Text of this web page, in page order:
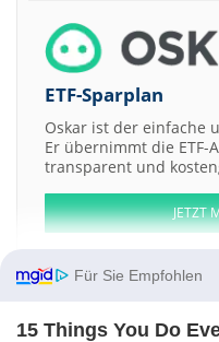
ETF-Sparplan
Oskar ist der einfache
Er übernimmt die ETF-
transparent und
JETZT
Für Sie Empfohlen
15 Things You Do